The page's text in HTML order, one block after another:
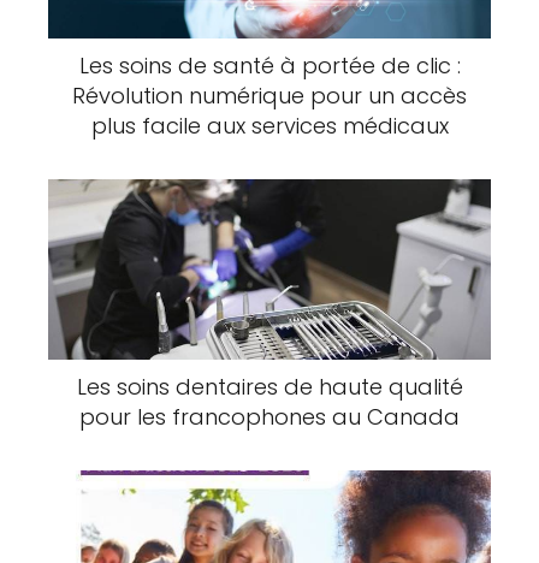
Les soins de santé à portée de clic :
Révolution numérique pour un accès
plus facile aux services médicaux
Les soins dentaires de haute qualité
pour les francophones au Canada